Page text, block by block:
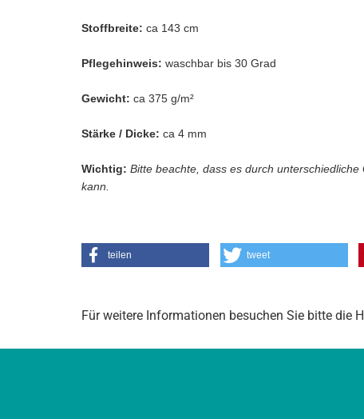
Stoffbreite: ca 143 cm
Pflegehinweis: waschbar bis 30 Grad
Gewicht: ca 375 g/m²
Stärke / Dicke: ca 4 mm
Wichtig: Bitte beachte, dass es durch
kann.
teilen tweet
Für weitere Informationen besuchen Sie bitte die